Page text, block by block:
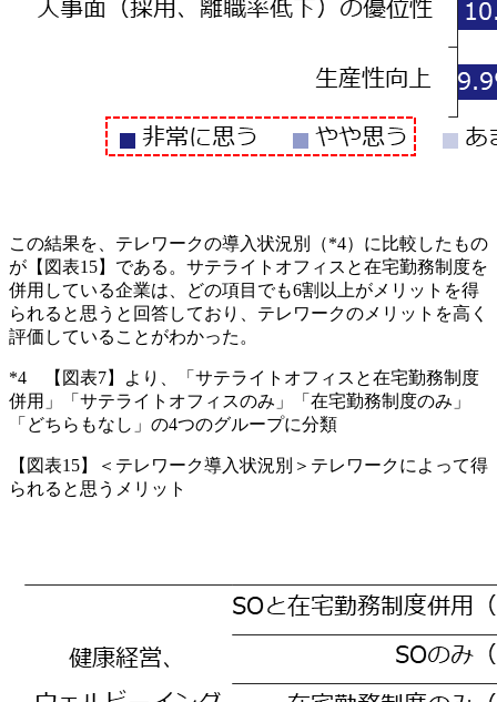
この結果を、テレワークの導入状況別（*4）に比較したもの
が【図表15】である。サテライトオフィスと在宅勤務制度を
併用している企業は、どの項目でも6割以上がメリットを得
られると思うと回答しており、テレワークのメリットを高く
評価していることがわかった。
*4 【図表7】より、「サテライトオフィスと在宅勤務制度
併用」「サテライトオフィスのみ」「在宅勤務制度のみ」
「どちらもなし」の4つのグループに分類
【図表15】＜テレワーク導入状況別＞テレワークによって得
られると思うメリット